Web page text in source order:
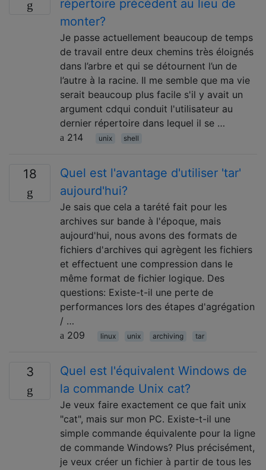
répertoire précédent au lieu de
monter?
Je passe actuellement beaucoup de temps
de travail entre deux chemins très éloignés
dans l’arbre et qui se détournent l’un de
l’autre à la racine. Il me semble que ma vie
serait beaucoup plus facile s'il y avait un
argument cdqui conduit l'utilisateur au
dernier répertoire dans lequel il se …
214
unix shell
18
Quel est l'avantage d'utiliser 'tar'
aujourd'hui?
Je sais que cela a tarété fait pour les
archives sur bande à l'époque, mais
aujourd'hui, nous avons des formats de
fichiers d'archives qui agrègent les fichiers
et effectuent une compression dans le
même format de fichier logique. Des
questions: Existe-t-il une perte de
performances lors des étapes d'agrégation
/ …
209
linux unix archiving tar
3
Quel est l'équivalent Windows de
la commande Unix cat?
Je veux faire exactement ce que fait unix
"cat", mais sur mon PC. Existe-t-il une
simple commande équivalente pour la ligne
de commande Windows? Plus précisément,
je veux créer un fichier à partir de tous les